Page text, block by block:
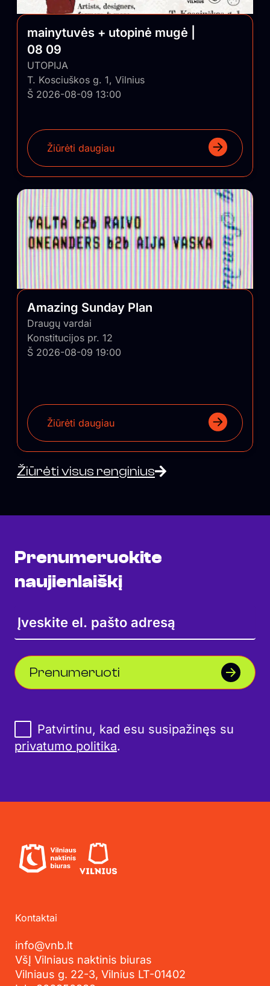
mainytuvės + utopinė mugė |
08 09
UTOPIJA
T. Kosciuškos g. 1, Vilnius
Š 2026-08-09 13:00
Žiūrėti daugiau
Amazing Sunday Plan
Draugų vardai
Konstitucijos pr. 12
Š 2026-08-09 19:00
Žiūrėti daugiau
Žiūrėti visus renginius
Prenumeruokite
naujienlaiškį
Prenumeruoti
Patvirtinu, kad esu susipažinęs su
privatumo politika.
Kontaktai
info@vnb.lt
VšĮ Vilniaus naktinis biuras
Vilniaus g. 22-3, Vilnius LT-01402